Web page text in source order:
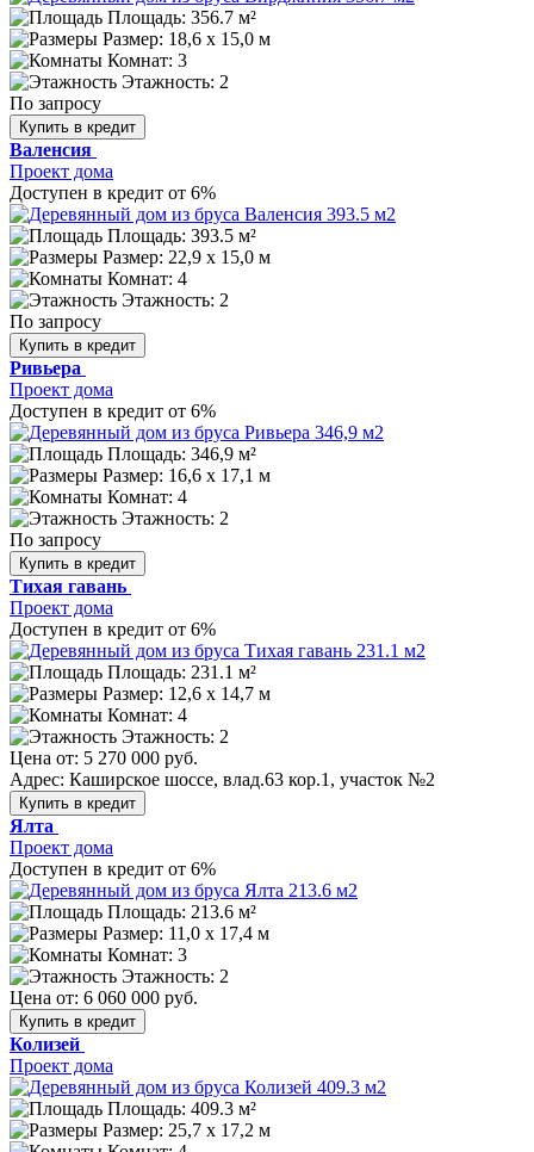
Площадь: 356.7 м²
Размер: 18,6 х 15,0 м
Комнат: 3
Этажность: 2
По запросу
Купить в кредит
Валенсия
Проект дома
Доступен в кредит от 6%
Площадь: 393.5 м²
Размер: 22,9 х 15,0 м
Комнат: 4
Этажность: 2
По запросу
Купить в кредит
Ривьера
Проект дома
Доступен в кредит от 6%
Площадь: 346,9 м²
Размер: 16,6 х 17,1 м
Комнат: 4
Этажность: 2
По запросу
Купить в кредит
Тихая гавань
Проект дома
Доступен в кредит от 6%
Площадь: 231.1 м²
Размер: 12,6 х 14,7 м
Комнат: 4
Этажность: 2
Цена от: 5 270 000 руб.
Адрес: Каширское шоссе, влад.63 кор.1, участок №2
Купить в кредит
Ялта
Проект дома
Доступен в кредит от 6%
Площадь: 213.6 м²
Размер: 11,0 х 17,4 м
Комнат: 3
Этажность: 2
Цена от: 6 060 000 руб.
Купить в кредит
Колизей
Проект дома
Площадь: 409.3 м²
Размер: 25,7 х 17,2 м